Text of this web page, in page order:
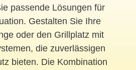
passende Lösungen für
Gestalten Sie Ihre
oder den Grillplatz mit
die zuverlässigen
bieten. Die Kombination